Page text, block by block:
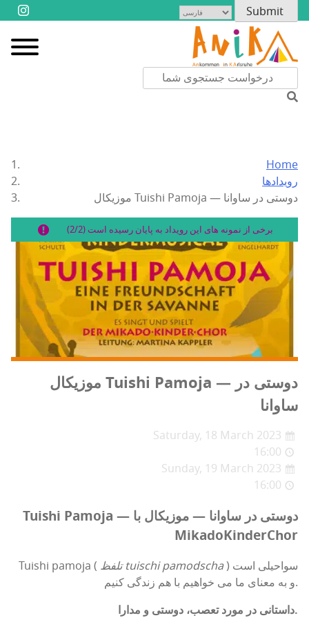
Home
رویدادها
موزیکال Tuishi Pamoja — دوستی در ساوانا
برخی از نمونه های این رویداد به پایان رسیده است (2/2)
موزیکال Tuishi Pamoja — دوستی در
ساوانا
Saturday, 18 March 2023
16:00
Sunday, 19 March 2023
16:00
Tuishi Pamoja — دوستی در ساوانا — موزیکال با
MikadoKinderChor
Tuishi pamoja ( تلفظ tuischi pamodscha) سواحیلی است
و به معنای ما می خواهیم با هم زندگی کنیم.
داستانی در مورد تعصب، دوستی و مدارا.